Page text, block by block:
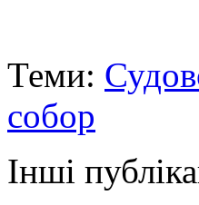
Теми:
собор
Інші